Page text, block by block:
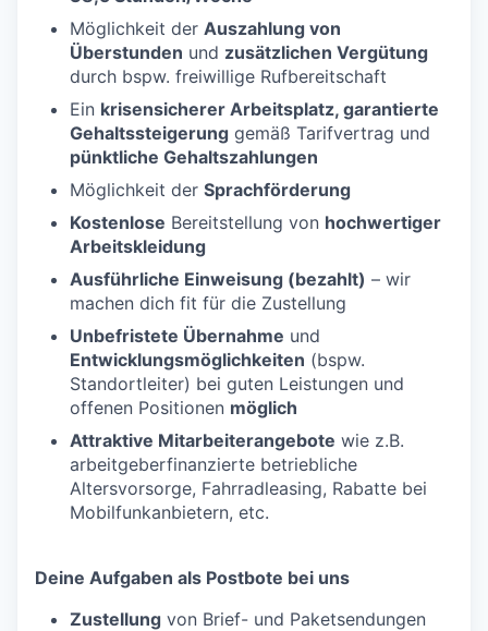
Möglichkeit der Auszahlung von
Überstunden und zusätzlichen Vergütung
durch bspw. freiwillige Rufbereitschaft
Ein krisensicherer Arbeitsplatz, garantierte
Gehaltssteigerung gemäß Tarifvertrag und
pünktliche Gehaltszahlungen
Möglichkeit der Sprachförderung
Kostenlose Bereitstellung von hochwertiger
Arbeitskleidung
Ausführliche Einweisung (bezahlt) – wir
machen dich fit für die Zustellung
Unbefristete Übernahme und
Entwicklungsmöglichkeiten (bspw.
Standortleiter) bei guten Leistungen und
offenen Positionen möglich
Attraktive Mitarbeiterangebote wie z.B.
arbeitgeberfinanzierte betriebliche
Altersvorsorge, Fahrradleasing, Rabatte bei
Mobilfunkanbietern, etc.
Deine Aufgaben als Postbote bei uns
Zustellung von Brief- und Paketsendungen